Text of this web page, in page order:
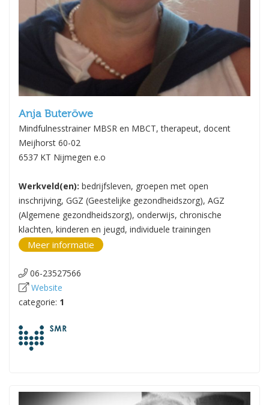
Anja Buteröwe
Mindfulnesstrainer MBSR en MBCT, therapeut, docent
Meijhorst 60-02
6537 KT Nijmegen e.o
Werkveld(en): bedrijfsleven, groepen met open
inschrijving, GGZ (Geestelijke gezondheidszorg), AGZ
(Algemene gezondheidszorg), onderwijs, chronische
klachten, kinderen en jeugd, individuele trainingen
Meer informatie
06-23527566
Website
categorie: 1